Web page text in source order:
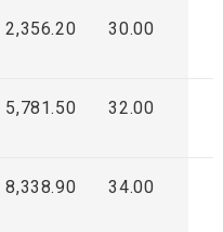
2,356.20 30.00
5,781.50 32.00
8,338.90 34.00